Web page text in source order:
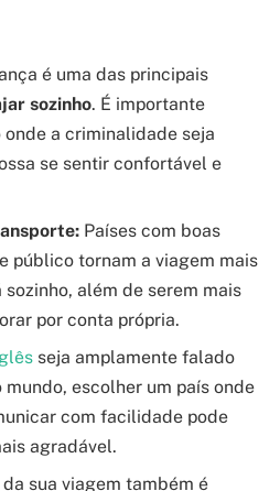
é uma das principais
sozinho. É importante
a criminalidade seja
se sentir confortável e
Países com boas
público tornam a viagem mais
além de serem mais
por conta própria.
seja amplamente falado
escolher um país onde
com facilidade pode
agradável.
sua viagem também é